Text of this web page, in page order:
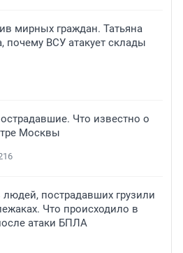
мирных граждан. Татьяна
почему ВСУ атакует склады
Что известно о
Москвы
людей, пострадавших грузили
Что происходило в
атаки БПЛА